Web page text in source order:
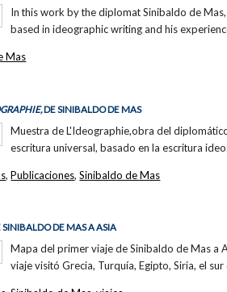
In this work by the diplomat Sinibaldo de
based in ideographic writing and his
Mas
DE SINIBALDO DE MAS
Muestra de L'Ideographie,obra del
escritura universal, basado en la escritura
,Publicaciones,Sinibaldo de Mas
SINIBALDO DE MAS A ASIA
Mapa del primer viaje de Sinibaldo de Mas a
viaje visitó Grecia, Turquía, Egipto, Siria, el